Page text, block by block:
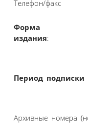
Телефон/факс
Форма
издания:
Период подписки
Архивные номера